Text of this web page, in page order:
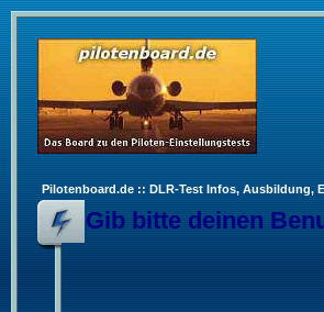
Pilotenboard.de :: DLR-Test Infos, Ausbildung,
Gib bitte deinen